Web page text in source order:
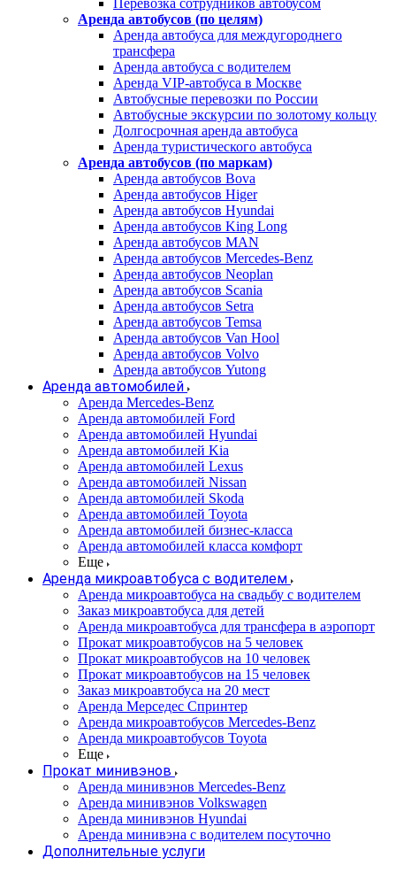
Перевозка сотрудников автобусом
Аренда автобусов (по целям)
Аренда автобуса для междугороднего
трансфера
Аренда автобуса с водителем
Аренда VIP-автобуса в Москве
Автобусные перевозки по России
Автобусные экскурсии по золотому кольцу
Долгосрочная аренда автобуса
Аренда туристического автобуса
Аренда автобусов (по маркам)
Аренда автобусов Bova
Аренда автобусов Higer
Аренда автобусов Hyundai
Аренда автобусов King Long
Аренда автобусов MAN
Аренда автобусов Mercedes-Benz
Аренда автобусов Neoplan
Аренда автобусов Scania
Аренда автобусов Setra
Аренда автобусов Temsa
Аренда автобусов Van Hool
Аренда автобусов Volvo
Аренда автобусов Yutong
Аренда автомобилей
Аренда Mercedes-Benz
Аренда автомобилей Ford
Аренда автомобилей Hyundai
Аренда автомобилей Kia
Аренда автомобилей Lexus
Аренда автомобилей Nissan
Аренда автомобилей Skoda
Аренда автомобилей Toyota
Аренда автомобилей бизнес-класса
Аренда автомобилей класса комфорт
Еще
Аренда микроавтобуса с водителем
Аренда микроавтобуса на свадьбу с водителем
Заказ микроавтобуса для детей
Аренда микроавтобуса для трансфера в аэропорт
Прокат микроавтобусов на 5 человек
Прокат микроавтобусов на 10 человек
Прокат микроавтобусов на 15 человек
Заказ микроавтобуса на 20 мест
Аренда Мерседес Спринтер
Аренда микроавтобусов Mercedes-Benz
Аренда микроавтобусов Toyota
Еще
Прокат минивэнов
Аренда минивэнов Mercedes-Benz
Аренда минивэнов Volkswagen
Аренда минивэнов Hyundai
Аренда минивэна с водителем посуточно
Дополнительные услуги